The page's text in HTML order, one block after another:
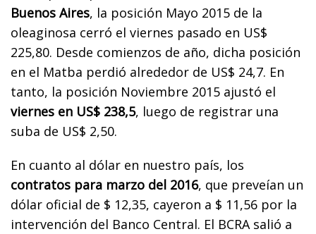
Buenos Aires, la posición Mayo 2015 de la
oleaginosa cerró el viernes pasado en US$
225,80. Desde comienzos de año, dicha posición
en el Matba perdió alrededor de US$ 24,7. En
tanto, la posición Noviembre 2015 ajustó el
viernes en US$ 238,5, luego de registrar una
suba de US$ 2,50.
En cuanto al dólar en nuestro país, los
contratos para marzo del 2016, que preveían un
dólar oficial de $ 12,35, cayeron a $ 11,56 por la
intervención del Banco Central. El BCRA salió a